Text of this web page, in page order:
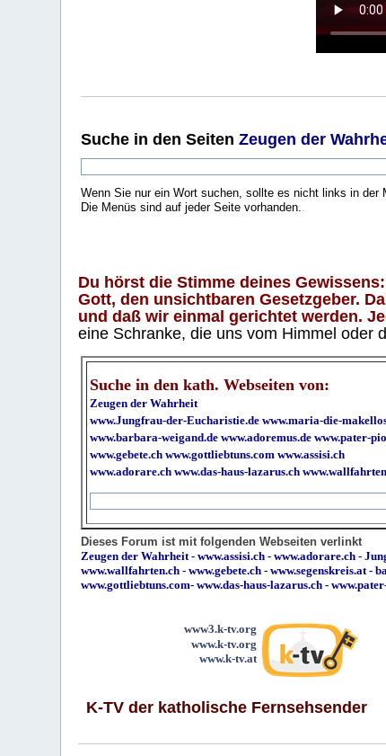
Suche in den SeitenZeugen der
Wenn Sie nur ein Wort suchen, sollte es nicht links in
Die Menüs sind auf jeder Seite vorhanden..
Du hörst die Stimme deines
Gott, den unsichtbaren Gesetzgeber.
und daß wir einmal gerichtet werden.
eine Schranke, die uns vom Himmel oder
Suche in den kath. Webseiten von:
Zeugen der Wahrheit
www.Jungfrau-der-Eucharistie.de www.maria-die-
www.barbara-weigand.de www.adoremus.de www.pater-
www.gebete.ch www.gottliebtuns.com www.assisi.ch
www.adorare.ch www.das-haus-lazarus.ch
Dieses Forum ist mit folgenden Webseiten verlinkt
Zeugen der Wahrheit-www.assisi.ch -www.adorare.ch -
www.wallfahrten.ch -www.gebete.ch -www.segenskreis.at-
www.gottliebtuns.com-www.das-haus-lazarus.ch -
www3.k-tv.org
www.k-tv.org
www.k-tv.at
K-TV der katholische Fernsehsender